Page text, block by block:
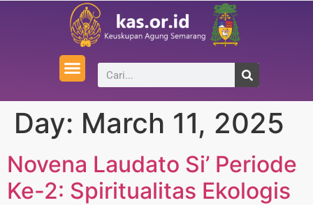
Day: March 11, 2025
Novena Laudato Si’ Periode
Ke-2: Spiritualitas Ekologis